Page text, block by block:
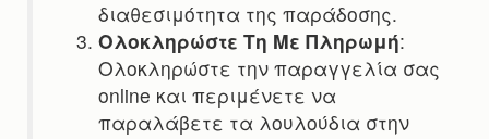
διαθεσιμότητα της παράδοσης.
Ολοκληρώστε Τη Με Πληρωμή:
Ολοκληρώστε την παραγγελία σας
online και περιμένετε να
παραλάβετε τα λουλούδια στην